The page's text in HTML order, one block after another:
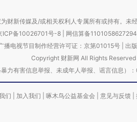
财新传媒及/或相关权利人专属所有或持有。未
ICP备10026701号-8 网信算备
播电视节目制作经营许可证：京第01015号| 出
Copyright 财新网 All Rights Reserved
暴力有害信息举报、未成年人举报、谣言信息
们 加入我们 啄木鸟公益基金会 意见与反馈